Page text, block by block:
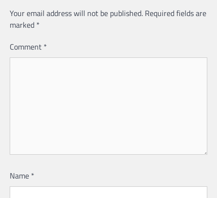
Your email address will not be published. Required fields are
marked *
Comment *
Name *